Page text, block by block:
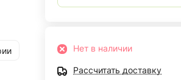
Нет в наличии
Рассчитать доставку